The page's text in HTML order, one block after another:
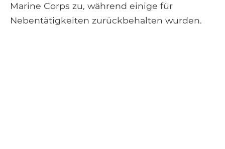
Marine Corps zu, während einige für
Nebentätigkeiten zurückbehalten wurden.